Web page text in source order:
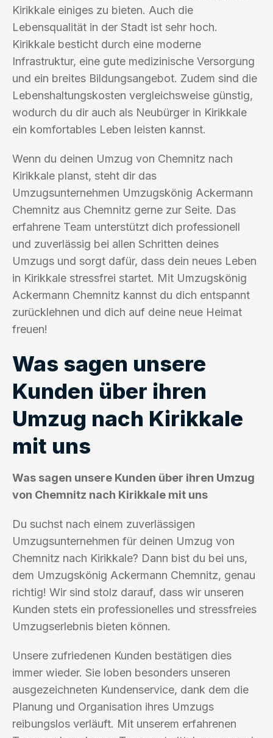
Kirikkale einiges zu bieten. Auch die
Lebensqualität in der Stadt ist sehr hoch.
Kirikkale besticht durch eine moderne
Infrastruktur, eine gute medizinische Versorgung
und ein breites Bildungsangebot. Zudem sind die
Lebenshaltungskosten vergleichsweise günstig,
wodurch du dir auch als Neubürger in Kirikkale
ein komfortables Leben leisten kannst.
Wenn du deinen Umzug von Chemnitz nach
Kirikkale planst, steht dir das
Umzugsunternehmen Umzugskönig Ackermann
Chemnitz aus Chemnitz gerne zur Seite. Das
erfahrene Team unterstützt dich professionell
und zuverlässig bei allen Schritten deines
Umzugs und sorgt dafür, dass dein neues Leben
in Kirikkale stressfrei startet. Mit Umzugskönig
Ackermann Chemnitz kannst du dich entspannt
zurücklehnen und dich auf deine neue Heimat
freuen!
Was sagen unsere
Kunden über ihren
Umzug nach Kirikkale
mit uns
Was sagen unsere Kunden über ihren Umzug
von Chemnitz nach Kirikkale mit uns
Du suchst nach einem zuverlässigen
Umzugsunternehmen für deinen Umzug von
Chemnitz nach Kirikkale? Dann bist du bei uns,
dem Umzugskönig Ackermann Chemnitz, genau
richtig! Wir sind stolz darauf, dass wir unseren
Kunden stets ein professionelles und stressfreies
Umzugserlebnis bieten können.
Unsere zufriedenen Kunden bestätigen dies
immer wieder. Sie loben besonders unseren
ausgezeichneten Kundenservice, dank dem die
Planung und Organisation ihres Umzugs
reibungslos verläuft. Mit unserem erfahrenen